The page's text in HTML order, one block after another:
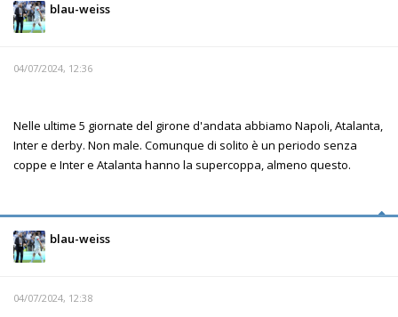
blau-weiss
04/07/2024, 12:36
Nelle ultime 5 giornate del girone d'andata abbiamo Napoli, Atalanta,
Inter e derby. Non male. Comunque di solito è un periodo senza
coppe e Inter e Atalanta hanno la supercoppa, almeno questo.
blau-weiss
04/07/2024, 12:38